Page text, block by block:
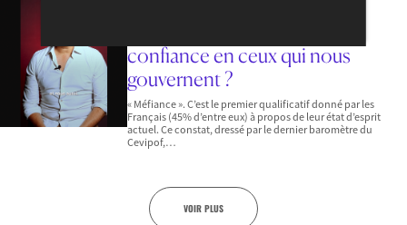
confiance en ceux qui nous
gouvernent ?
« Méfiance ». C’est le premier qualificatif donné par les
Français (45% d’entre eux) à propos de leur état d’esprit
actuel. Ce constat, dressé par le dernier baromètre du
Cevipof,…
VOIR PLUS